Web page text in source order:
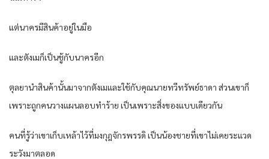
แต่นาครมีสินค้าอยู่ในมือ
และตังเมก็เป็นชู้กับนาครอีก
ตุลยานำสินค้านั้นมาจากตังเมและใช้กับคุณนายทวีทรัพย์ธาดา ส่วนเขาก็
เพราะถูกคนวางแผนลอบทำร้าย เป็นเพราะสิ่งของแบบเดียวกัน
คนที่รู้ว่าเขาเก็บเหล้าไว้ที่มงกุฎจักรพรรดิ เป็นน้องชายที่เขาไม่เคยระแวด
ระวังมาตลอด